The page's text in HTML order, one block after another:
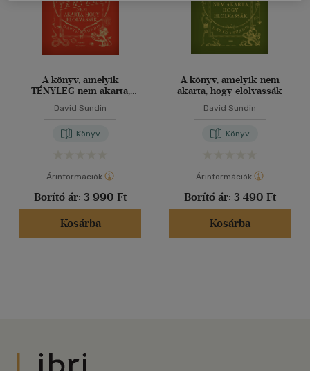
A könyv, amelyik
TÉNYLEG nem akarta,
David Sundin
Könyv
Árinformációk
Borító ár: 3 990 Ft
Kosárba
A könyv, amelyik nem
akarta, hogy elolvassák
David Sundin
Könyv
Árinformációk
Borító ár: 3 490 Ft
Kosárba
Libri